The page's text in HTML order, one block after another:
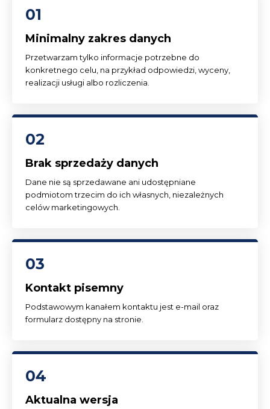
01
Minimalny zakres danych
Przetwarzam tylko informacje potrzebne do
konkretnego celu, na przykład odpowiedzi, wyceny,
realizacji usługi albo rozliczenia.
02
Brak sprzedaży danych
Dane nie są sprzedawane ani udostępniane
podmiotom trzecim do ich własnych, niezależnych
celów marketingowych.
03
Kontakt pisemny
Podstawowym kanałem kontaktu jest e-mail oraz
formularz dostępny na stronie.
04
Aktualna wersja